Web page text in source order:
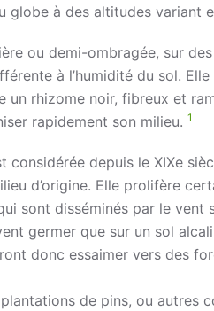
globe à des altitudes variant
ou demi-ombragée, sur
à l’humidité du sol.
rhizome noir, fibreux et
rapidement son milieu. 1
depuis le XIXe
d’origine. Elle prolifère
sont disséminés par le vent
germer que sur un sol
donc essaimer vers des
de pins, ou autres